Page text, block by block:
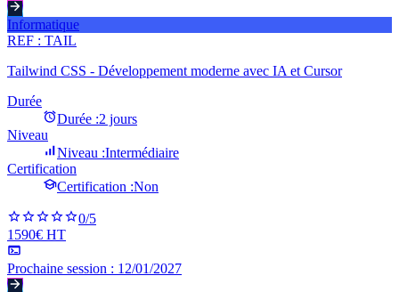
Informatique
REF : TAIL
Tailwind CSS - Développement moderne avec IA et Cursor
Durée
Durée :2 jours
Niveau
Niveau :Intermédiaire
Certification
Certification :Non
0/5
1590€ HT
Prochaine session : 12/01/2027